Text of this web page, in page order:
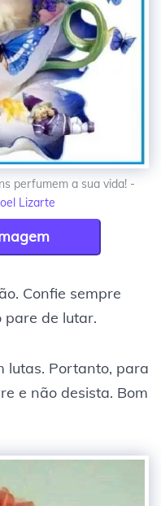
perfumem a sua vida! -
Lizarte
Confie sempre
pare de lutar.
lutas. Portanto, para
e não desista. Bom